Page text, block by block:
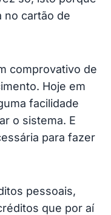
no cartão de
comprovativo de
Hoje em
facilidade
o sistema. E
para fazer
pessoais,
que por aí